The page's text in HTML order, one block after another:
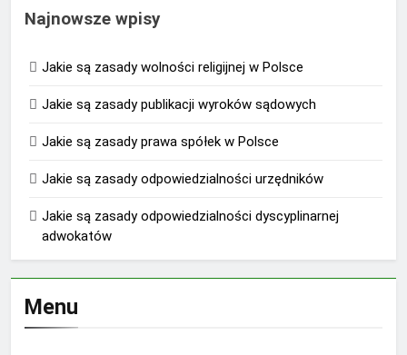
Najnowsze wpisy
Jakie są zasady wolności religijnej w Polsce
Jakie są zasady publikacji wyroków sądowych
Jakie są zasady prawa spółek w Polsce
Jakie są zasady odpowiedzialności urzędników
Jakie są zasady odpowiedzialności dyscyplinarnej
adwokatów
Menu